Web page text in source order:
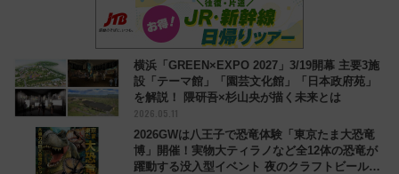
横浜「GREEN×EXPO 2027」3/19開幕 主要3施
設「テーマ館」「園芸文化館」「日本政府苑」
を解説！ 隈研吾×杉山央が描く未来とは
2026.05.11
2026GWは八王子で恐竜体験「東京たま大恐竜
博」開催！実物大ティラノなど全12体の恐竜が
躍動する没入型イベント 夜のクラフトビール企